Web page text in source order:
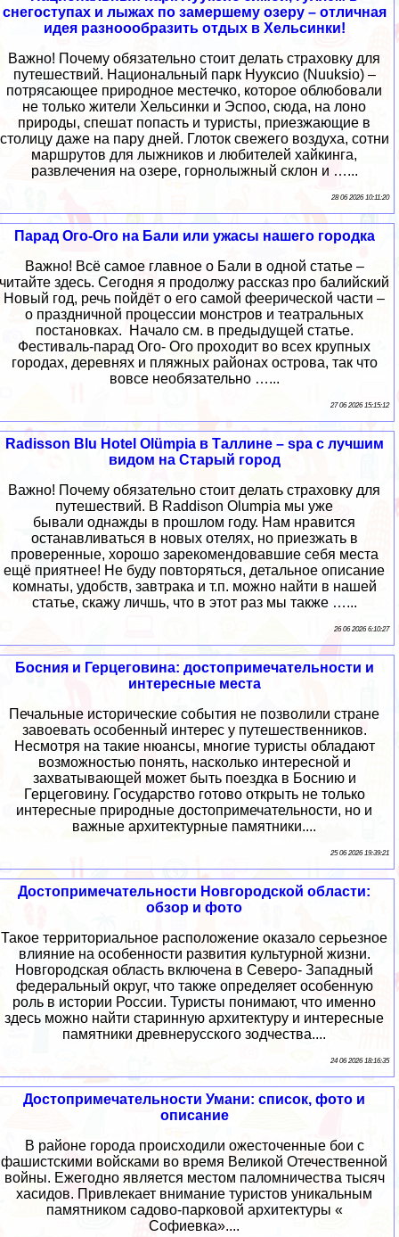
снегоступах и лыжах по замершему озеру – отличная
идея разноообразить отдых в Хельсинки!
Важно! Почему обязательно стоит делать страховку для
путешествий. Национальный парк Нууксио (Nuuksio) –
потрясающее природное местечко, которое облюбовали
не только жители Хельсинки и Эспоо, сюда, на лоно
природы, спешат попасть и туристы, приезжающие в
столицу даже на пару дней. Глоток свежего воздуха, сотни
маршрутов для лыжников и любителей хайкинга,
развлечения на озере, горнолыжный склон и …...
28 06 2026 10:11:20
Парад Ого-Ого на Бали или ужасы нашего городка
Важно! Всё самое главное о Бали в одной статье –
читайте здесь. Сегодня я продолжу рассказ про балийский
Новый год, речь пойдёт о его самой феерической части –
о праздничной процессии монстров и театральных
постановках. Начало см. в предыдущей статье.
Фестиваль-парад Ого- Ого проходит во всех крупных
городах, деревнях и пляжных районах острова, так что
вовсе необязательно …...
27 06 2026 15:15:12
Radisson Blu Hotel Olümpia в Таллине – spa с лучшим
видом на Старый город
Важно! Почему обязательно стоит делать страховку для
путешествий. В Raddison Olumpia мы уже
бывали однажды в прошлом году. Нам нравится
останавливаться в новых отелях, но приезжать в
проверенные, хорошо зарекомендовавшие себя места
ещё приятнее! Не буду повторяться, детальное описание
комнаты, удобств, завтрака и т.п. можно найти в нашей
статье, скажу личшь, что в этот раз мы также …...
26 06 2026 6:10:27
Босния и Герцеговина: достопримечательности и
интересные места
Печальные исторические события не позволили стране
завоевать особенный интерес у путешественников.
Несмотря на такие нюансы, многие туристы обладают
возможностью понять, насколько интересной и
захватывающей может быть поездка в Боснию и
Герцеговину. Государство готово открыть не только
интересные природные достопримечательности, но и
важные архитектурные памятники....
25 06 2026 19:39:21
Достопримечательности Новгородской области:
обзор и фото
Такое территориальное расположение оказало серьезное
влияние на особенности развития культурной жизни.
Новгородская область включена в Северо- Западный
федеральный округ, что также определяет особенную
роль в истории России. Туристы понимают, что именно
здесь можно найти старинную архитектуру и интересные
памятники древнерусского зодчества....
24 06 2026 18:16:35
Достопримечательности Умани: список, фото и
описание
В районе города происходили ожесточенные бои с
фашистскими войсками во время Великой Отечественной
войны. Ежегодно является местом паломничества тысяч
хасидов. Привлекает внимание туристов уникальным
памятником садово-парковой архитектуры «
Софиевка»....